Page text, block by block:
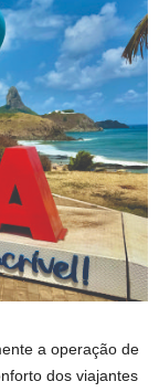
a operação de
dos viajantes